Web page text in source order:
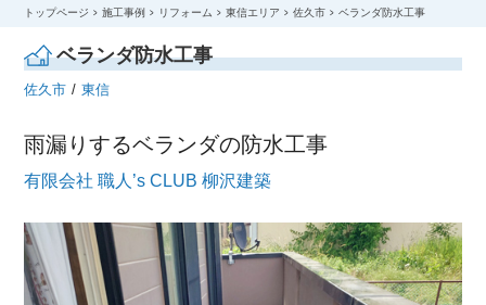
t
i
トップページ 施工事例 リフォーム 東信エリア 佐久市 ベランダ防水工事
ベランダ防水工事
佐久市 東信
雨漏りするベランダの防水工事
有限会社 職人’s CLUB 柳沢建築